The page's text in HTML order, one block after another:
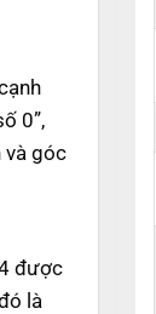
0”,
và góc
được
là